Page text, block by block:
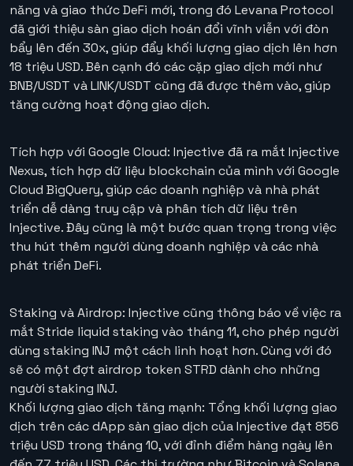
năng và giao thức DeFi mới, trong đó Levana Protocol
đã giới thiệu sàn giao dịch hoán đổi vĩnh viễn với đòn
bẩy lên đến 30x, giúp đẩy khối lượng giao dịch lên hơn
18 triệu USD. Bên cạnh đó các cặp giao dịch mới như
BNB/USDT và LINK/USDT cũng đã được thêm vào, giúp
tăng cường hoạt động giao dịch.
Tích hợp với Google Cloud: Injective đã ra mắt Injective
Nexus, tích hợp dữ liệu blockchain của mình với Google
Cloud BigQuery, giúp các doanh nghiệp và nhà phát
triển dễ dàng truy cập và phân tích dữ liệu trên
Injective. Đây cũng là một bước quan trọng trong việc
thu hút thêm người dùng doanh nghiệp và các nhà
phát triển DeFi.
Staking và Airdrop: Injective cũng thông báo về việc ra
mắt Stride liquid staking vào tháng 11, cho phép người
dùng staking INJ một cách linh hoạt hơn. Cùng với đó
sẽ có một đợt airdrop token STRD dành cho những
người staking INJ.
Khối lượng giao dịch tăng mạnh: Tổng khối lượng giao
dịch trên các dApp sàn giao dịch của Injective đạt 856
triệu USD trong tháng 10, với đỉnh điểm hàng ngày lên